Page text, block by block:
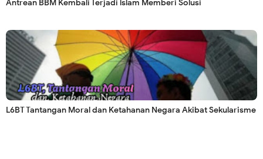
Antrean BBM Kembali Terjadi lslam Memberi Solusi
L6BT Tantangan Moral dan Ketahanan Negara Akibat Sekularisme